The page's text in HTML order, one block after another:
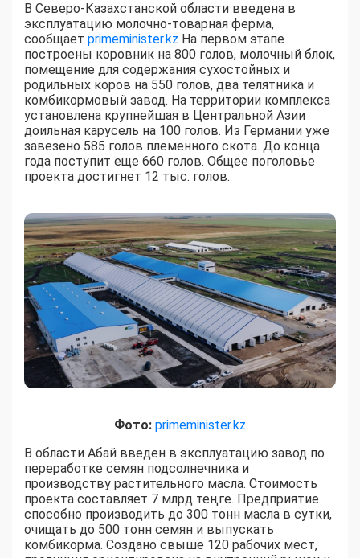
В Северо-Казахстанской области введена в
эксплуатацию молочно-товарная ферма,
сообщает primeminister.kz На первом этапе
построены коровник на 800 голов, молочный блок,
помещение для содержания сухостойных и
родильных коров на 550 голов, два телятника и
комбикормовый завод. На территории комплекса
установлена крупнейшая в Центральной Азии
доильная карусель на 100 голов. Из Германии уже
завезено 585 голов племенного скота. До конца
года поступит еще 660 голов. Общее поголовье
проекта достигнет 12 тыс. голов.
Фото: primeminister.kz
В области Абай введен в эксплуатацию завод по
переработке семян подсолнечника и
производству растительного масла. Стоимость
проекта составляет 7 млрд теңге. Предприятие
способно производить до 300 тонн масла в сутки,
очищать до 500 тонн семян и выпускать
комбикорма. Создано свыше 120 рабочих мест,